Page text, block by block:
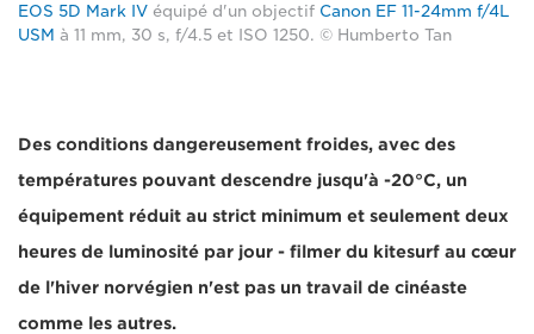
EOS 5D Mark IV équipé d'un objectif Canon EF 11-24mm f/4L
USM à 11 mm, 30 s, f/4.5 et ISO 1250. © Humberto Tan
Des conditions dangereusement froides, avec des
températures pouvant descendre jusqu'à -20°C, un
équipement réduit au strict minimum et seulement deux
heures de luminosité par jour - filmer du kitesurf au cœur
de l'hiver norvégien n'est pas un travail de cinéaste
comme les autres.